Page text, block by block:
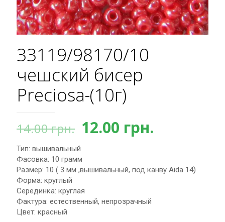
33119/98170/10
чешский бисер
Preciosa-(10г)
14.00грн. Первоначальная
составляла
14.00 грн..
12.00 грн.
Тип: вышивальный
Фасовка: 10 грамм
Размер: 10 ( 3 мм ,вышивальный, под канву Aida 14)
Форма: круглый
Серединка: круглая
Фактура: естественный, непрозрачный
Цвет: красный